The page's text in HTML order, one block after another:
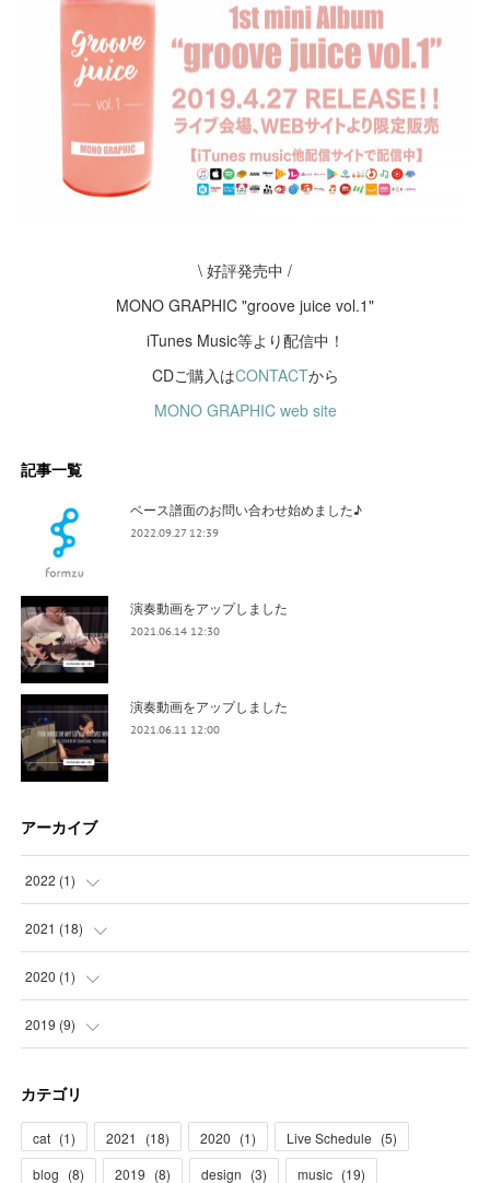
\ 好評発売中 /
MONO GRAPHIC "groove juice vol.1"
iTunes Music等より配信中！
CDご購入はCONTACTから
MONO GRAPHIC web site
記事一覧
ベース譜面のお問い合わせ始めました♪
2022.09.27 12:39
演奏動画をアップしました
2021.06.14 12:30
演奏動画をアップしました
2021.06.11 12:00
アーカイブ
2022 (1)
(1
2021 (18)
( )
( )
(5)
2020 (1)
( )
2019 (9)
(4)
カテゴリ
cat (1) 2021 (18) 2020 (1) Live Schedule (5)
blog (8) 2019 (8) design (3) music (19)